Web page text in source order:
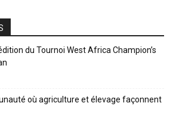
du Tournoi West Africa Champion’s
où agriculture et élevage façonnent